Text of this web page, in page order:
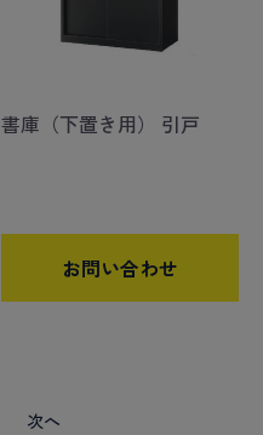
書庫（下置き用） 引戸
お問い合わせ
次へ